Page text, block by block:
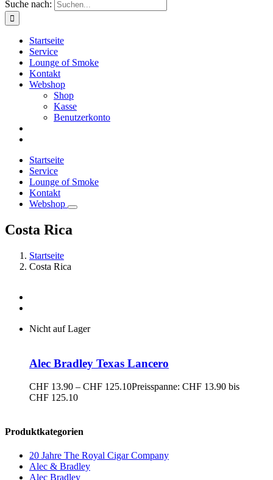
Suche nach:
Startseite
Service
Lounge of Smoke
Kontakt
Webshop
Shop
Kasse
Benutzerkonto
Startseite
Service
Lounge of Smoke
Kontakt
Webshop
Costa Rica
Startseite
Costa Rica
Nicht auf Lager
Alec Bradley Texas Lancero
CHF 13.90 – CHF 125.10Preisspanne: CHF 13.90 bis
CHF 125.10
Produktkategorien
20 Jahre The Royal Cigar Company
Alec & Bradley
Alec Bradley